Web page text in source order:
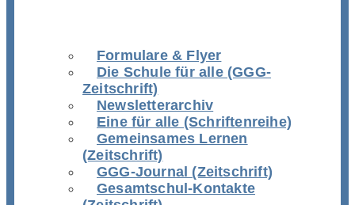
Formulare & Flyer
Die Schule für alle (GGG-
Zeitschrift)
Newsletterarchiv
Eine für alle (Schriftenreihe)
Gemeinsames Lernen
(Zeitschrift)
GGG-Journal (Zeitschrift)
Gesamtschul-Kontakte